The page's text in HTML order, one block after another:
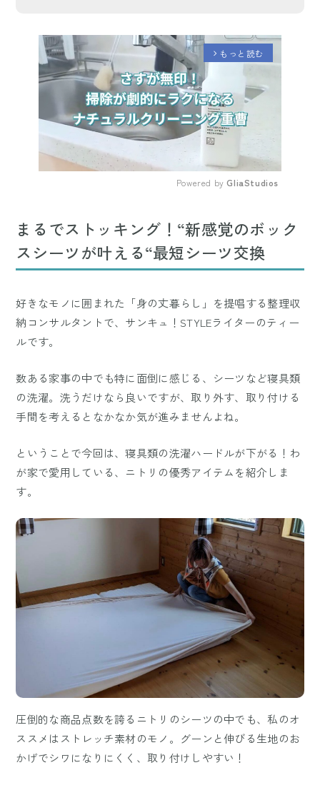
arrow_forward_ios もっと読む
Powered by GliaStudios
まるでストッキング！“新感覚のボック
スシーツが叶える“最短シーツ交換
好きなモノに囲まれた「身の丈暮らし」を提唱する整理収
納コンサルタントで、サンキュ！STYLEライターのティー
ルです。
数ある家事の中でも特に面倒に感じる、シーツなど寝具類
の洗濯。洗うだけなら良いですが、取り外す、取り付ける
手間を考えるとなかなか気が進みませんよね。
ということで今回は、寝具類の洗濯ハードルが下がる！わ
が家で愛用している、ニトリの優秀アイテムを紹介しま
す。
圧倒的な商品点数を誇るニトリのシーツの中でも、私のオ
ススメはストレッチ素材のモノ。グーンと伸びる生地のお
かげでシワになりにくく、取り付けしやすい！